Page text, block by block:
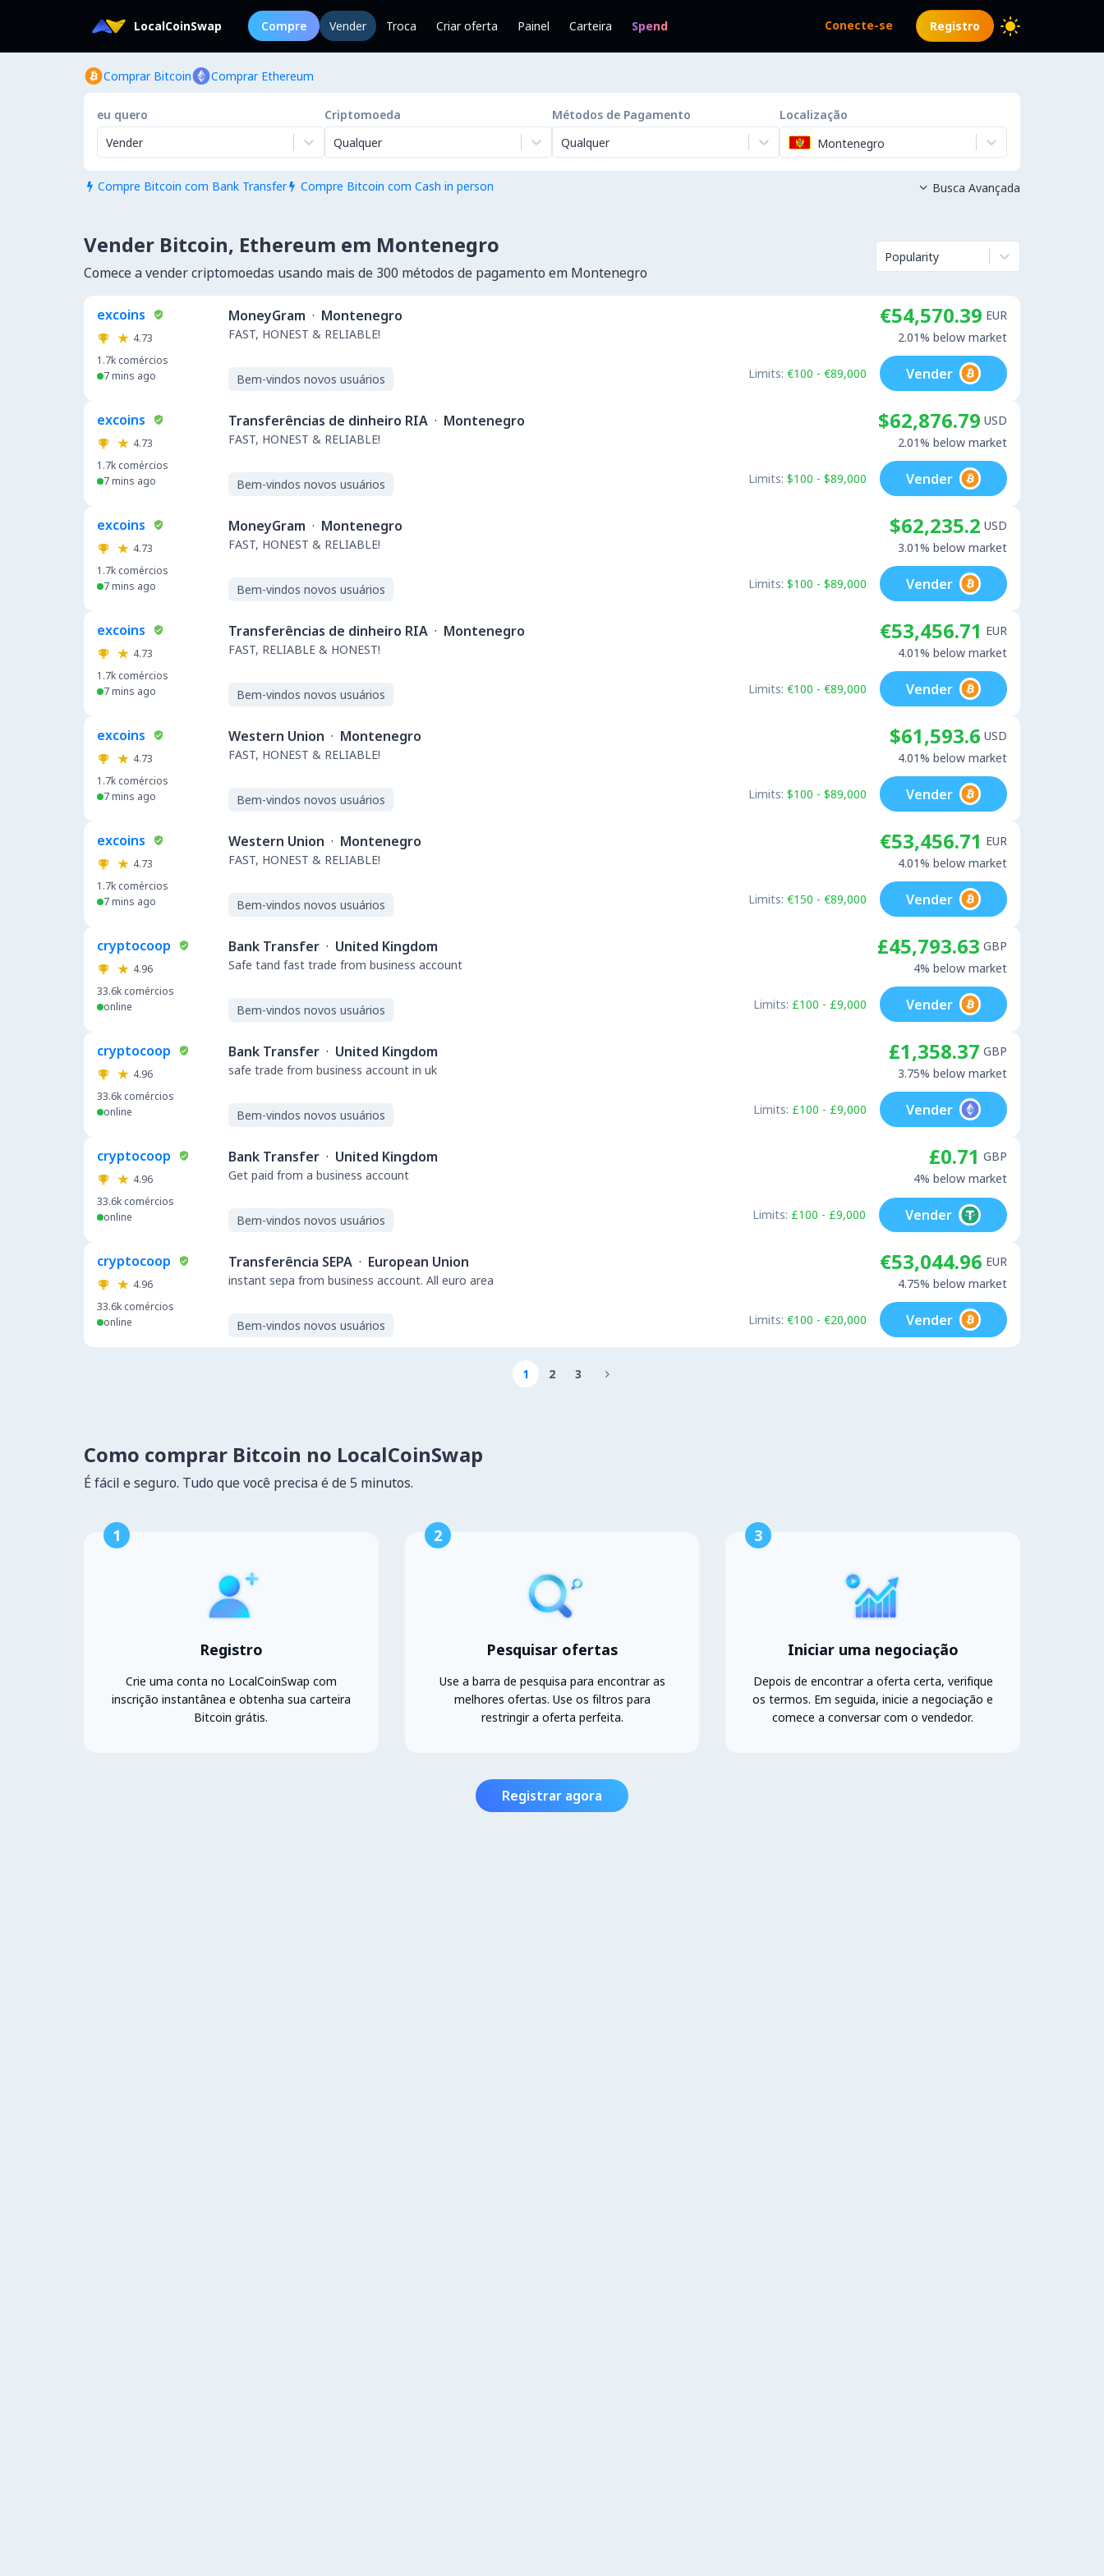
LocalCoinSwap Compre Vender Troca Criar oferta Painel Carteira Spend Conecte-se Registro
Comprar Bitcoin Comprar Ethereum
eu quero
Vender
Criptomoeda
Qualquer
Métodos de Pagamento
Qualquer
Localização
Montenegro
 Compre Bitcoin com Bank Transfer  Compre Bitcoin com Cash in person  Busca Avançada
Vender Bitcoin, Ethereum em Montenegro
Comece a vender criptomoedas usando mais de 300 métodos de pagamento em Montenegro
Popularity
excoins
4.73
1.7k comércios
7 mins ago
MoneyGram · Montenegro
FAST, HONEST & RELIABLE!
Bem-vindos novos usuários
€54,570.39 EUR
2.01% below market
Limits: €100 - €89,000 Vender
excoins
4.73
1.7k comércios
7 mins ago
Transferências de dinheiro RIA · Montenegro
FAST, HONEST & RELIABLE!
Bem-vindos novos usuários
$62,876.79 USD
2.01% below market
Limits: $100 - $89,000 Vender
excoins
4.73
1.7k comércios
7 mins ago
MoneyGram · Montenegro
FAST, HONEST & RELIABLE!
Bem-vindos novos usuários
$62,235.2 USD
3.01% below market
Limits: $100 - $89,000 Vender
excoins
4.73
1.7k comércios
7 mins ago
Transferências de dinheiro RIA · Montenegro
FAST, RELIABLE & HONEST!
Bem-vindos novos usuários
€53,456.71 EUR
4.01% below market
Limits: €100 - €89,000 Vender
excoins
4.73
1.7k comércios
7 mins ago
Western Union · Montenegro
FAST, HONEST & RELIABLE!
Bem-vindos novos usuários
$61,593.6 USD
4.01% below market
Limits: $100 - $89,000 Vender
excoins
4.73
1.7k comércios
7 mins ago
Western Union · Montenegro
FAST, HONEST & RELIABLE!
Bem-vindos novos usuários
€53,456.71 EUR
4.01% below market
Limits: €150 - €89,000 Vender
cryptocoop
4.96
33.6k comércios
online
Bank Transfer · United Kingdom
Safe tand fast trade from business account
Bem-vindos novos usuários
£45,793.63 GBP
4% below market
Limits: £100 - £9,000 Vender
cryptocoop
4.96
33.6k comércios
online
Bank Transfer · United Kingdom
safe trade from business account in uk
Bem-vindos novos usuários
£1,358.37 GBP
3.75% below market
Limits: £100 - £9,000 Vender
cryptocoop
4.96
33.6k comércios
online
Bank Transfer · United Kingdom
Get paid from a business account
Bem-vindos novos usuários
£0.71 GBP
4% below market
Limits: £100 - £9,000 Vender
cryptocoop
4.96
33.6k comércios
online
Transferência SEPA · European Union
instant sepa from business account. All euro area
Bem-vindos novos usuários
€53,044.96 EUR
4.75% below market
Limits: €100 - €20,000 Vender
1 2 3 
Como comprar Bitcoin no LocalCoinSwap
É fácil e seguro. Tudo que você precisa é de 5 minutos.
1
Registro
Crie uma conta no LocalCoinSwap com
inscrição instantânea e obtenha sua carteira
Bitcoin grátis.
2
Pesquisar ofertas
Use a barra de pesquisa para encontrar as
melhores ofertas. Use os filtros para
restringir a oferta perfeita.
3
Iniciar uma negociação
Depois de encontrar a oferta certa, verifique
os termos. Em seguida, inicie a negociação e
comece a conversar com o vendedor.
Registrar agora